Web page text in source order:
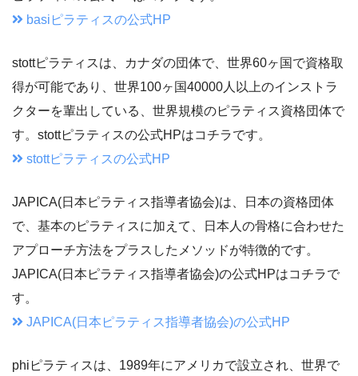
basiピラティスの公式HP
stottピラティスは、カナダの団体で、世界60ヶ国で資格取
得が可能であり、世界100ヶ国40000人以上のインストラ
クターを輩出している、世界規模のピラティス資格団体で
す。stottピラティスの公式HPはコチラです。
stottピラティスの公式HP
JAPICA(日本ピラティス指導者協会)は、日本の資格団体
で、基本のピラティスに加えて、日本人の骨格に合わせた
アプローチ方法をプラスしたメソッドが特徴的です。
JAPICA(日本ピラティス指導者協会)の公式HPはコチラで
す。
JAPICA(日本ピラティス指導者協会)の公式HP
phiピラティスは、1989年にアメリカで設立され、世界で